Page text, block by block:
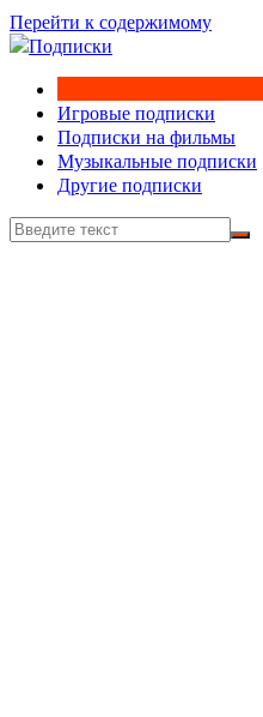
Перейти к содержимому
Игровые подписки
Подписки на фильмы
Музыкальные подписки
Другие подписки